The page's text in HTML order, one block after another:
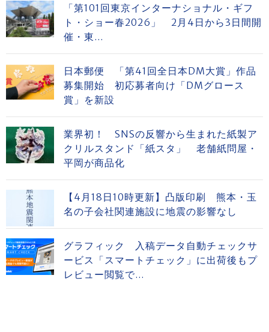
「第101回東京インターナショナル・ギフ
ト・ショー春2026」 2月4日から3日間開
催・東...
日本郵便 「第41回全日本DM大賞」作品
募集開始 初応募者向け「DMグロース
賞」を新設
業界初！ SNSの反響から生まれた紙製ア
クリルスタンド「紙スタ」 老舗紙問屋・
平岡が商品化
【4月18日10時更新】凸版印刷 熊本・玉
名の子会社関連施設に地震の影響なし
グラフィック 入稿データ自動チェックサ
ービス「スマートチェック」に出荷後もプ
レビュー閲覧で...